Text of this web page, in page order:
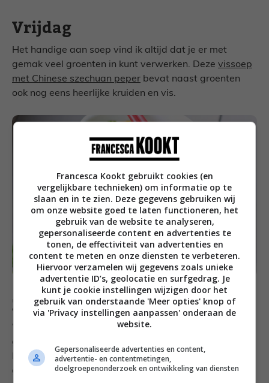
Vrijdag
Het handige aan soep vind ik altijd dat je er met
gemak veel groenten in kunt verwerken. Deze vissoep
met Chinese szechuan peper bevat naast groenten
ook nog eens heerlijke kruiden en vis.
Zaterdag
Wat is het elke keer toch weer fijn wanneer je een
gerecht in de oven schuift en er zo iets lekkers uitkomt!
Precies wat er gebeurde met dezegeroosterde
groenten met burrata.
Francesca Kookt gebruikt cookies (en
vergelijkbare technieken) om informatie op te
slaan en in te zien. Deze gegevens gebruiken wij
om onze website goed te laten functioneren, het
gebruik van de website te analyseren,
gepersonaliseerde content en advertenties te
tonen, de effectiviteit van advertenties en
content te meten en onze diensten te verbeteren.
Hiervoor verzamelen wij gegevens zoals unieke
advertentie ID’s, geolocatie en surfgedrag. Je
kunt je cookie instellingen wijzigen door het
gebruik van onderstaande 'Meer opties' knop of
via 'Privacy instellingen aanpassen' onderaan de
website.
Gepersonaliseerde advertenties en content,
advertentie- en contentmetingen,
doelgroepenonderzoek en ontwikkeling van diensten